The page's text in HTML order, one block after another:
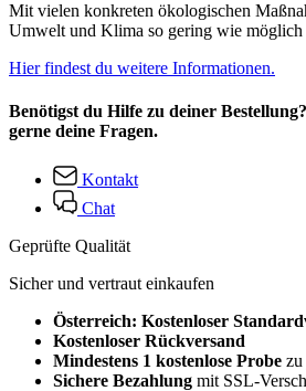
Mit vielen konkreten ökologischen
Umwelt und Klima so gering wie möglich
Hier findest du weitere Informationen.
Benötigst du Hilfe zu deiner
gerne deine Fragen.
Kontakt
Chat
Geprüfte Qualität
Sicher und vertraut einkaufen
Österreich: Kostenloser
Kostenloser Rückversand
Mindestens 1 kostenlose Probe zu
Sichere Bezahlung mit SSL-